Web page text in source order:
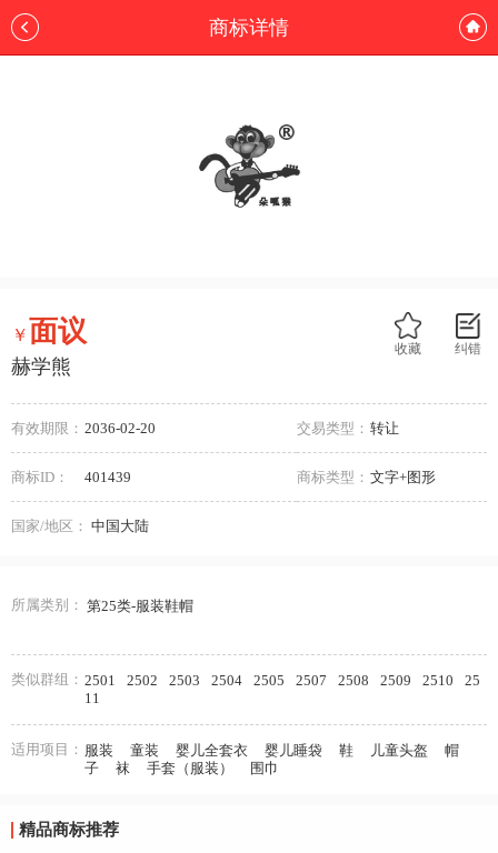
商标详情
纠错
收藏
￥面议
赫学熊
有效期限： 2036-02-20 交易类型： 转让
商标ID： 401439 商标类型： 文字+图形
国家/地区： 中国大陆
所属类别： 第25类-服装鞋帽
类似群组： 2501 2502 2503 2504 2505 2507 2508 2509 2510
25
11
适用项目： 服装 童装 婴儿全套衣 婴儿睡袋 鞋 儿童头盔
帽
子
袜 手套（服装） 围巾
精品商标推荐